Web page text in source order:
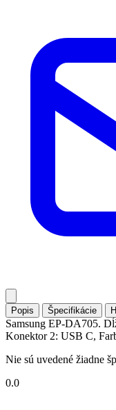
Popis Špecifikácie
Samsung EP-DA705.
Konektor 2: USB C,
Nie sú uvedené žiadne
0.0